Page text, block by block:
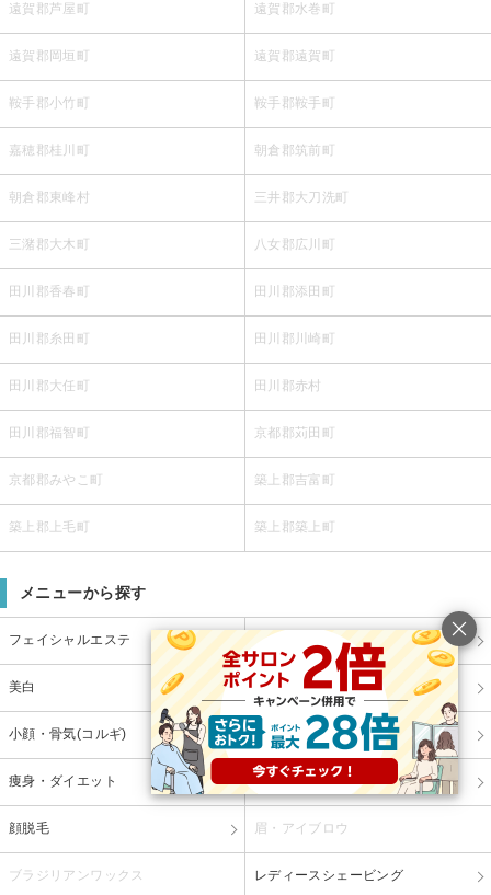
遠賀郡芦屋町 遠賀郡水巻町
遠賀郡岡垣町 遠賀郡遠賀町
鞍手郡小竹町 鞍手郡鞍手町
嘉穂郡桂川町 朝倉郡筑前町
朝倉郡東峰村 三井郡大刀洗町
三潴郡大木町 八女郡広川町
田川郡香春町 田川郡添田町
田川郡糸田町 田川郡川崎町
田川郡大任町 田川郡赤村
田川郡福智町 京都郡苅田町
京都郡みやこ町 築上郡吉富町
築上郡上毛町 築上郡築上町
メニューから探す
フェイシャルエステ 毛穴ケア・毛穴エステ
美白 エイジングケア・リフトアップ
小顔・骨気(コルギ) ボディエステ
痩身・ダイエット 脱毛・ムダ毛処理
顔脱毛 眉・アイブロウ
ブラジリアンワックス レディースシェービング